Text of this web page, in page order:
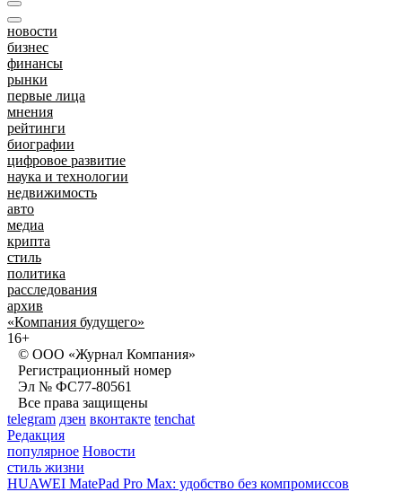
новости
бизнес
финансы
рынки
первые лица
мнения
рейтинги
биографии
цифровое развитие
наука и технологии
недвижимость
авто
медиа
крипта
стиль
политика
расследования
архив
«Компания будущего»
16+
© ООО «Журнал Компания»
Регистрационный номер
Эл № ФС77-80561
Все права защищены
telegram дзен вконтакте tenchat
Редакция
популярное Новости
стиль жизни
HUAWEI MatePad Pro Max: удобство без компромиссов